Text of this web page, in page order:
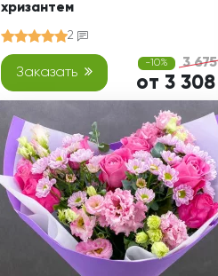
хризантем
2
Заказать
-10% 3
от 3